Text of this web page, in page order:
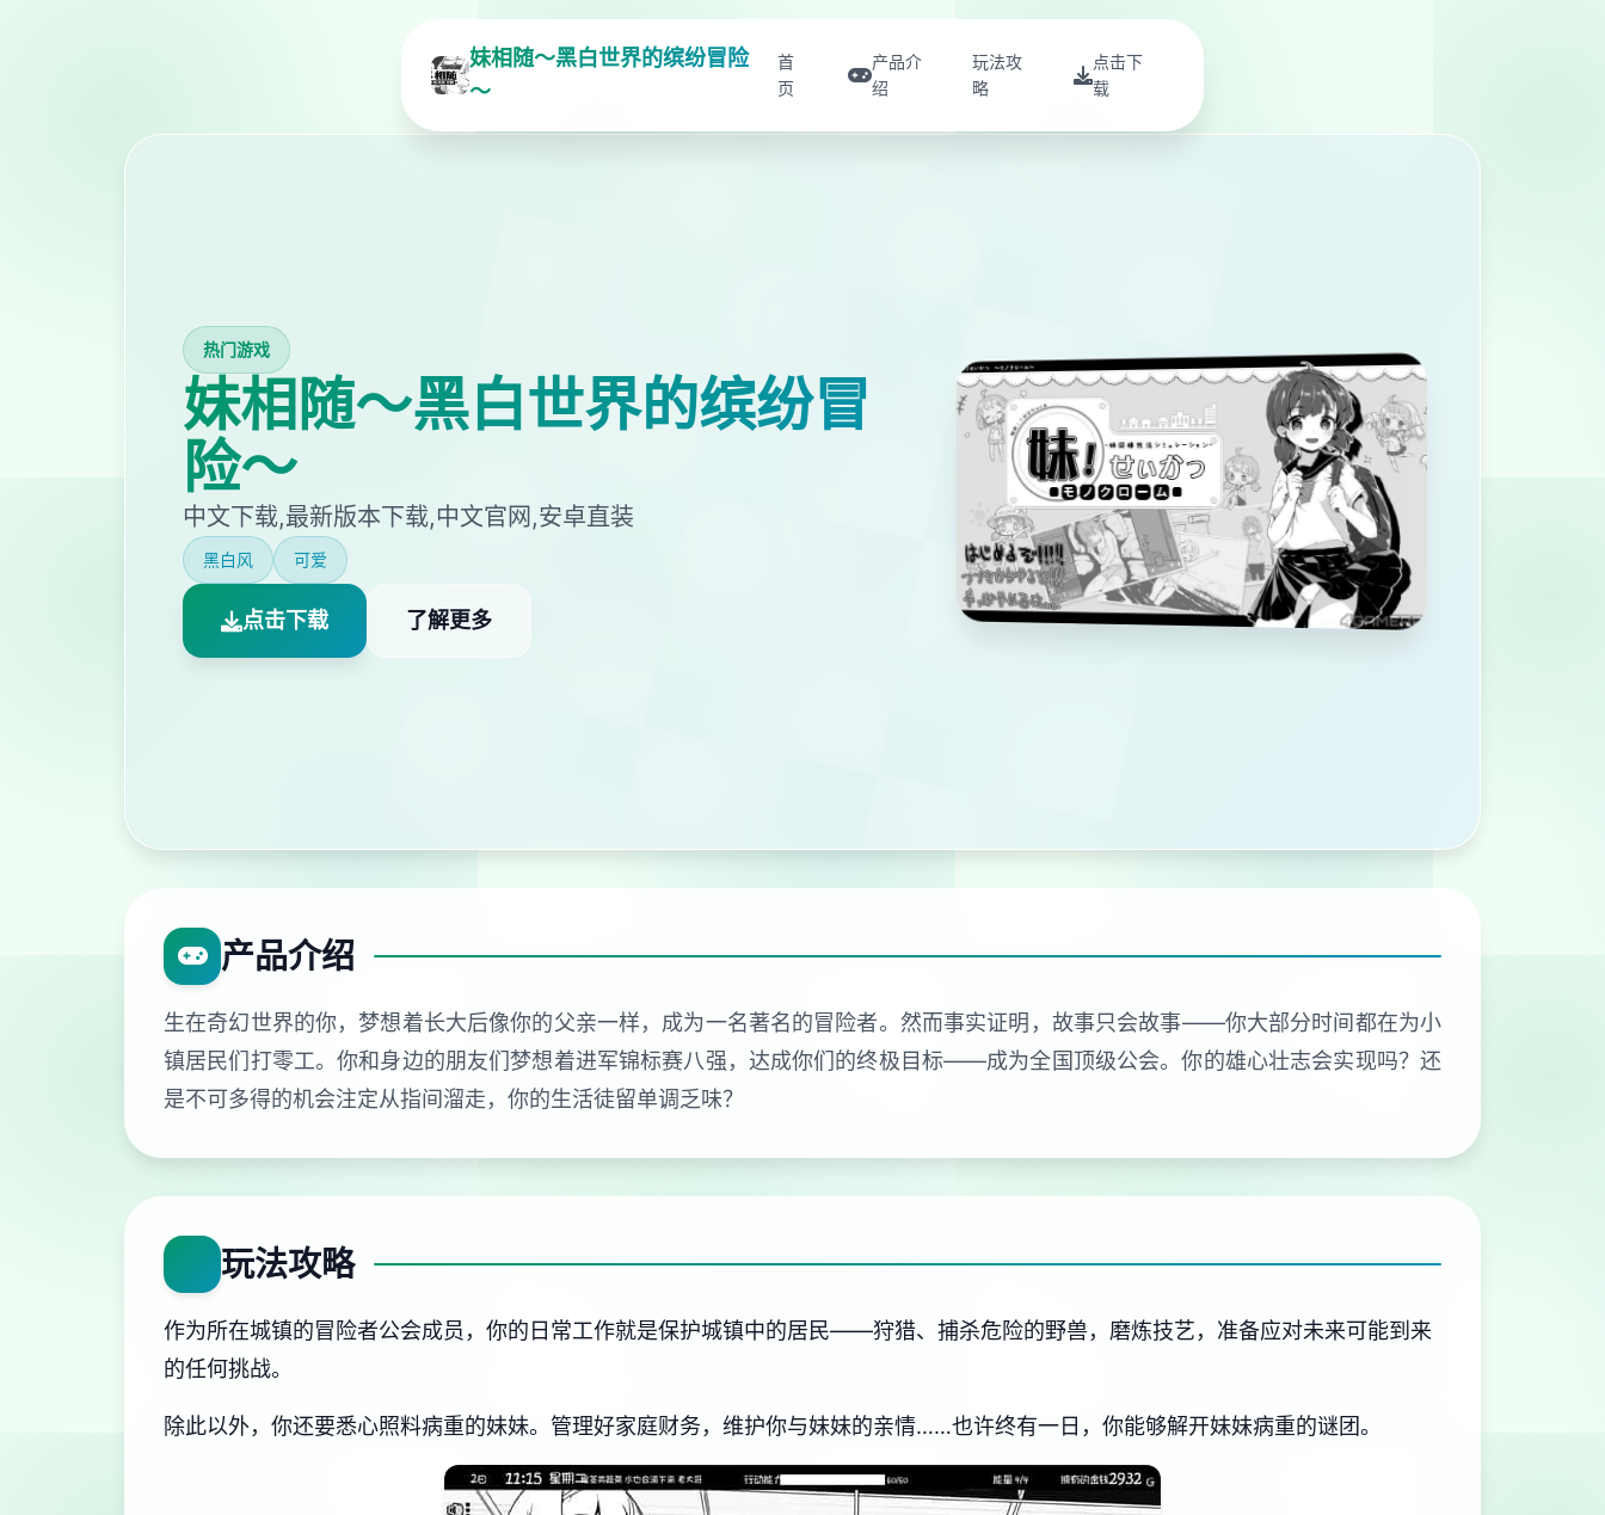
妹相随～黑白世界的缤纷冒险
～
首
页
产品介
绍
玩法攻
略
点击下
载
热门游戏
妹相随～黑白世界的缤纷冒
险～
中文下载,最新版本下载,中文官网,安卓直装
黑白风 可爱
点击下载 了解更多
产品介绍
生在奇幻世界的你，梦想着长大后像你的父亲一样，成为一名著名的冒险者。然而事实证明，故事只会故事——你大部分时间都在为小
镇居民们打零工。你和身边的朋友们梦想着进军锦标赛八强，达成你们的终极目标——成为全国顶级公会。你的雄心壮志会实现吗？还
是不可多得的机会注定从指间溜走，你的生活徒留单调乏味？
玩法攻略
作为所在城镇的冒险者公会成员，你的日常工作就是保护城镇中的居民——狩猎、捕杀危险的野兽，磨炼技艺，准备应对未来可能到来
的任何挑战。
除此以外，你还要悉心照料病重的妹妹。管理好家庭财务，维护你与妹妹的亲情……也许终有一日，你能够解开妹妹病重的谜团。